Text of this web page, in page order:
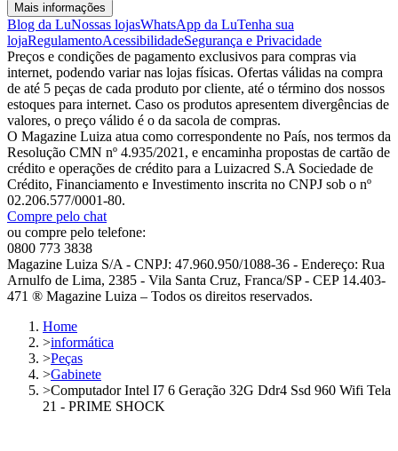
Mais informações
Blog da LuNossas lojasWhatsApp da LuTenha sua
lojaRegulamentoAcessibilidadeSegurança e Privacidade
Preços e condições de pagamento exclusivos para compras via
internet, podendo variar nas lojas físicas. Ofertas válidas na compra
de até 5 peças de cada produto por cliente, até o término dos nossos
estoques para internet. Caso os produtos apresentem divergências de
valores, o preço válido é o da sacola de compras.
O Magazine Luiza atua como correspondente no País, nos termos da
Resolução CMN nº 4.935/2021, e encaminha propostas de cartão de
crédito e operações de crédito para a Luizacred S.A Sociedade de
Crédito, Financiamento e Investimento inscrita no CNPJ sob o nº
02.206.577/0001-80.
Compre pelo chat
ou compre pelo telefone:
0800 773 3838
Magazine Luiza S/A - CNPJ: 47.960.950/1088-36 - Endereço: Rua
Arnulfo de Lima, 2385 - Vila Santa Cruz, Franca/SP - CEP 14.403-
471 ® Magazine Luiza – Todos os direitos reservados.
Home
>informática
>Peças
>Gabinete
>Computador Intel I7 6 Geração 32G Ddr4 Ssd 960 Wifi Tela
21 - PRIME SHOCK